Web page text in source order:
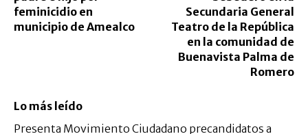
feminicidio en
municipio de Amealco
Secundaria General
Teatro de la República
en la comunidad de
Buenavista Palma de
Romero
Lo más leído
Presenta Movimiento Ciudadano precandidatos a